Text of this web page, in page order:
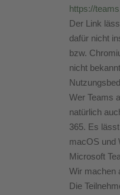
https://
Der Link
dafür nicht
bzw.
nicht
Wer Teams
natürlich
365. Es
macOS und
Microsoft
Wir machen
Die